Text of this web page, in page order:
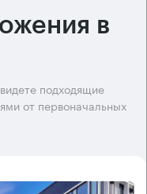
в
подходящие
от первоначальных